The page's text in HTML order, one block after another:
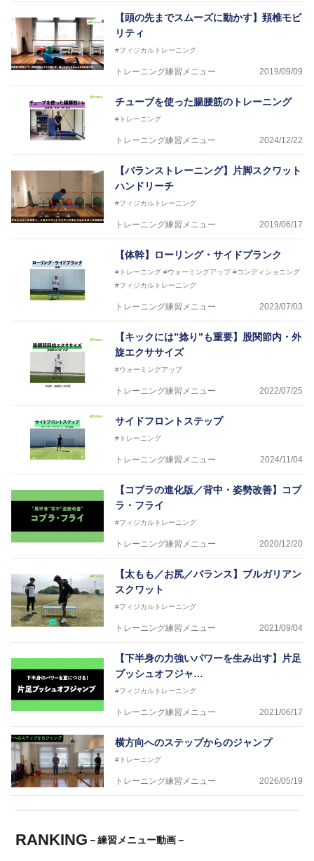
【頭の先までスムーズに動かす】頚椎モビ
リティ
#フィジカルトレーニング
トレーニング練習メニュー 2019/09/09
チューブを使った腸腰筋のトレーニング
#トレーニング
トレーニング練習メニュー 2024/12/22
【バランストレーニング】片脚スクワット
ハンドリーチ
#フィジカルトレーニング
トレーニング練習メニュー 2019/06/17
【体幹】ローリング・サイドプランク
#トレーニング #ウォーミングアップ #コンディショニング
#フィジカルトレーニング
トレーニング練習メニュー 2023/07/03
【キックには”捻り”も重要】股関節内・外
旋エクササイズ
#ウォーミングアップ
トレーニング練習メニュー 2022/07/25
サイドフロントステップ
#トレーニング
トレーニング練習メニュー 2024/11/04
【コブラの進化版／背中・姿勢改善】コブ
ラ・フライ
#フィジカルトレーニング
トレーニング練習メニュー 2020/12/20
【太もも／お尻／バランス】ブルガリアン
スクワット
#フィジカルトレーニング
トレーニング練習メニュー 2021/09/04
【下半身の力強いパワーを生み出す】片足
プッシュオフジャ…
#フィジカルトレーニング
トレーニング練習メニュー 2021/06/17
横方向へのステップからのジャンプ
#トレーニング
トレーニング練習メニュー 2026/05/19
RANKING －練習メニュー動画－